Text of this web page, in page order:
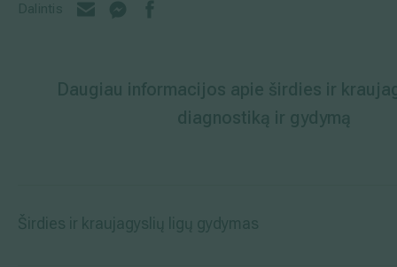
Dalintis
Daugiau informacijos apie širdies ir
diagnostiką ir gydymą
Širdies ir kraujagyslių ligų gydymas